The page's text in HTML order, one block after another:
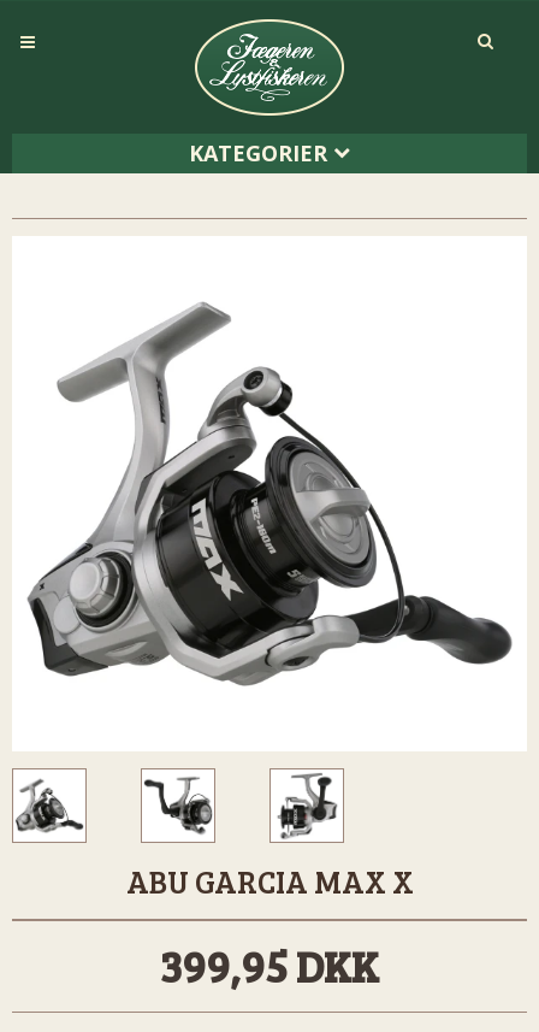
KATEGORIER
ABU GARCIA MAX X
399,95 DKK